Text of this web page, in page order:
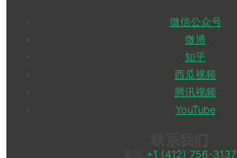
微信公众号
微博
知乎
西瓜视频
腾讯视频
YouTube
+1 (412) 756-3137